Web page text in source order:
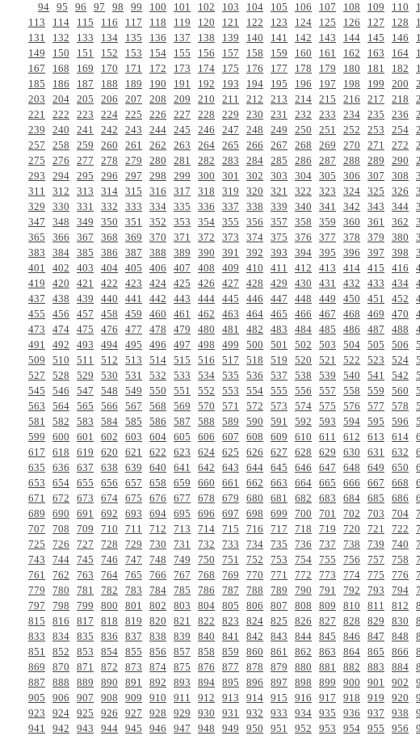
94 95 96 97 98 99 100 101 102 103 104 105 106 107 108 109 110
113
114 115 116 117 118 119 120 121 122 123 124 125 126 127 128
131
132 133 134 135 136 137 138 139 140 141 142 143 144 145 146
149
150 151 152 153 154 155 156 157 158 159 160 161 162 163 164
167
168 169 170 171 172 173 174 175 176 177 178 179 180 181 182
185
186 187 188 189 190 191 192 193 194 195 196 197 198 199 200
203
204 205 206 207 208 209 210 211 212 213 214 215 216 217 218
221
222 223 224 225 226 227 228 229 230 231 232 233 234 235 236
239
240 241 242 243 244 245 246 247 248 249 250 251 252 253 254
257
258 259 260 261 262 263 264 265 266 267 268 269 270 271 272
275
276 277 278 279 280 281 282 283 284 285 286 287 288 289 290
293
294 295 296 297 298 299 300 301 302 303 304 305 306 307 308
311
312 313 314 315 316 317 318 319 320 321 322 323 324 325 326
329
330 331 332 333 334 335 336 337 338 339 340 341 342 343 344
347
348 349 350 351 352 353 354 355 356 357 358 359 360 361 362
365
366 367 368 369 370 371 372 373 374 375 376 377 378 379 380
383
384 385 386 387 388 389 390 391 392 393 394 395 396 397 398
401
402 403 404 405 406 407 408 409 410 411 412 413 414 415 416
419
420 421 422 423 424 425 426 427 428 429 430 431 432 433 434
437
438 439 440 441 442 443 444 445 446 447 448 449 450 451 452
455
456 457 458 459 460 461 462 463 464 465 466 467 468 469 470
473
474 475 476 477 478 479 480 481 482 483 484 485 486 487 488
491
492 493 494 495 496 497 498 499 500 501 502 503 504 505 506
509
510 511 512 513 514 515 516 517 518 519 520 521 522 523 524
527
528 529 530 531 532 533 534 535 536 537 538 539 540 541 542
545
546 547 548 549 550 551 552 553 554 555 556 557 558 559 560
563
564 565 566 567 568 569 570 571 572 573 574 575 576 577 578
581
582 583 584 585 586 587 588 589 590 591 592 593 594 595 596
599
600 601 602 603 604 605 606 607 608 609 610 611 612 613 614
617
618 619 620 621 622 623 624 625 626 627 628 629 630 631 632
635
636 637 638 639 640 641 642 643 644 645 646 647 648 649 650
653
654 655 656 657 658 659 660 661 662 663 664 665 666 667 668
671
672 673 674 675 676 677 678 679 680 681 682 683 684 685 686
689
690 691 692 693 694 695 696 697 698 699 700 701 702 703 704
707
708 709 710 711 712 713 714 715 716 717 718 719 720 721 722
725
726 727 728 729 730 731 732 733 734 735 736 737 738 739 740
743
744 745 746 747 748 749 750 751 752 753 754 755 756 757 758
761
762 763 764 765 766 767 768 769 770 771 772 773 774 775 776
779
780 781 782 783 784 785 786 787 788 789 790 791 792 793 794
797
798 799 800 801 802 803 804 805 806 807 808 809 810 811 812
815
816 817 818 819 820 821 822 823 824 825 826 827 828 829 830
833
834 835 836 837 838 839 840 841 842 843 844 845 846 847 848
851
852 853 854 855 856 857 858 859 860 861 862 863 864 865 866
869
870 871 872 873 874 875 876 877 878 879 880 881 882 883 884
887
888 889 890 891 892 893 894 895 896 897 898 899 900 901 902
905
906 907 908 909 910 911 912 913 914 915 916 917 918 919 920
923
924 925 926 927 928 929 930 931 932 933 934 935 936 937 938
941
942 943 944 945 946 947 948 949 950 951 952 953 954 955 956